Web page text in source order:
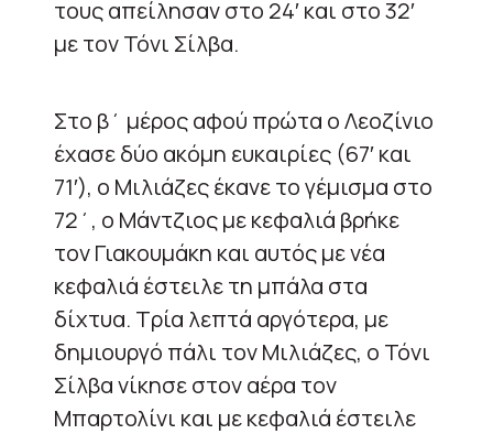
τους απείλησαν στο 24′ και στο 32′
με τον Τόνι Σίλβα.
Στο β΄ μέρος αφού πρώτα ο Λεοζίνιο
έχασε δύο ακόμη ευκαιρίες (67′ και
71′), ο Μιλιάζες έκανε το γέμισμα στο
72΄, ο Μάντζιος με κεφαλιά βρήκε
τον Γιακουμάκη και αυτός με νέα
κεφαλιά έστειλε τη μπάλα στα
δίχτυα. Τρία λεπτά αργότερα, με
δημιουργό πάλι τον Μιλιάζες, ο Τόνι
Σίλβα νίκησε στον αέρα τον
Μπαρτολίνι και με κεφαλιά έστειλε